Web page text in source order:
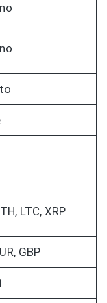
LTC, XRP
GBP